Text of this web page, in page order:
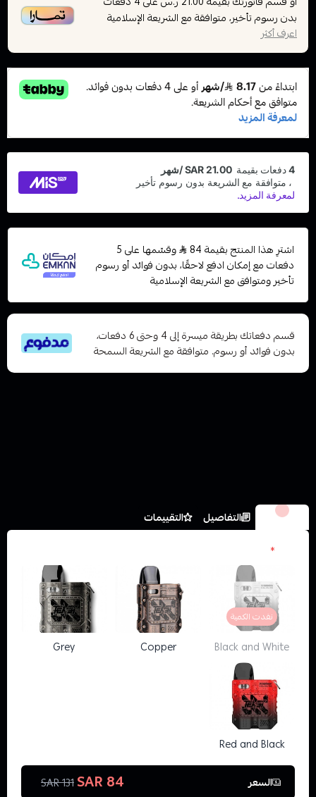
بدون رسوم تأخير، متوافقة مع الشريعة الإسلامية
اعرف أكثر
اشترِ هذا المنتج بقيمة 84
وقسّمها على 5
دفعات مع إمكان ادفع لاحقًا، بدون فوائد أو رسوم
تأخير ومتوافق مع الشريعة الإسلامية
قسم دفعاتك بطريقة ميسرة إلى 4 وحتى 6 دفعات،
بدون فوائد أو رسوم. متوافقة مع الشريعة السمحة
الخيارات التفاصيل
التقييمات
*
نفدت الكمية
Black and White
Copper
Grey
Red and Black
السعر 84 SAR
131 SAR